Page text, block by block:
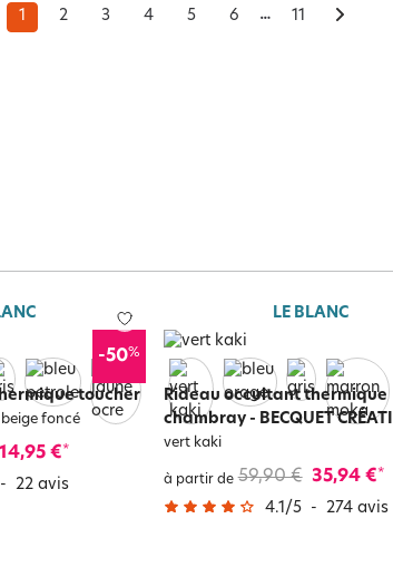
1 2 3 4 5 6 11
-50%
toucher
beige foncé
14,95 €*
- 22 avis
LE BLANC
Rideau occultant thermique
chambray - BECQUET
vert kaki
à partir de 59,90 € 35,94 €*
4.1 /5 - 274 avis